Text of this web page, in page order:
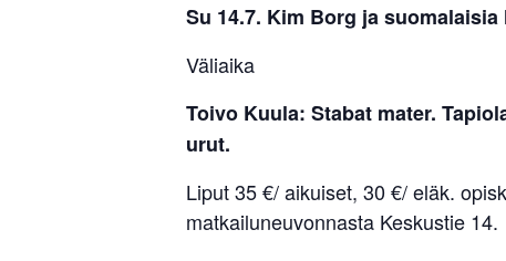
Su 14.7. Kim Borg ja
Väliaika
Toivo Kuula: Stabat mater.
urut.
Liput 35 €/ aikuiset, 30 €/ eläk.
matkailuneuvonnasta Keskustie 14.